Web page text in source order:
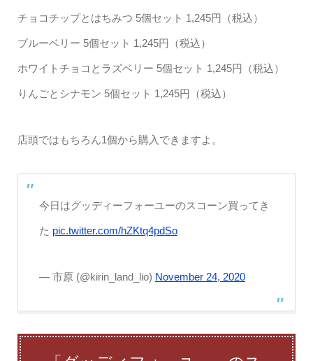
チョコチップとはちみつ 5個セット 1,245円（税込）
ブルーベリー 5個セット 1,245円（税込）
ホワイトチョコとラズベリー 5個セット 1,245円（税込）
りんごとシナモン 5個セット 1,245円（税込）
店頭ではもちろん1個から購入できますよ。
今日はグッディーフォーユーのスコーン買ってき
た pic.twitter.com/hZKtq4pdSo
— 市原 (@kirin_land_lio) November 24, 2020